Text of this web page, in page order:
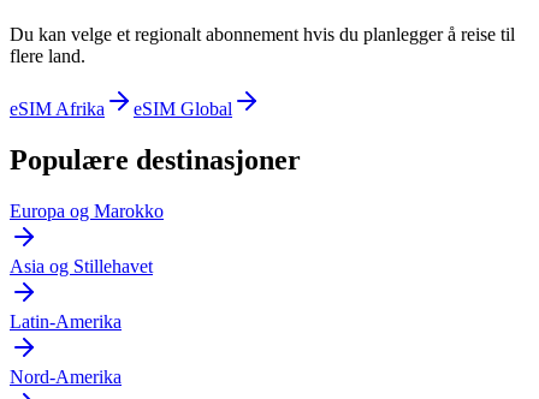
Du kan velge et regionalt abonnement hvis du planlegger å reise til
flere land.
eSIM Afrika eSIM Global
Populære destinasjoner
Europa og Marokko
Asia og Stillehavet
Latin-Amerika
Nord-Amerika